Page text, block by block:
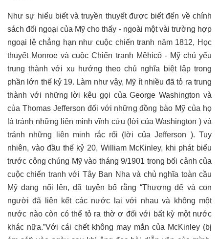
Như sự hiểu biết và truyền thuyết được biết đến về chính
sách đối ngoại của Mỹ cho thấy - ngoài một vài trường hợp
ngoại lệ chẳng hạn như cuộc chiến tranh năm 1812, Học
thuyết Monroe và cuộc Chiến tranh Mêhicô - Mỹ chủ yếu
trung thành với xu hướng theo chủ nghĩa biệt lập trong
phần lớn thế kỷ 19. Làm như vậy, Mỹ ít nhiều đã tỏ ra trung
thành với những lời kêu gọi của George Washington và
của Thomas Jefferson đối với những đồng bào Mỹ của họ
là tránh những liên minh vĩnh cửu (lời của Washington ) và
tránh những liên minh rắc rối (lời của Jefferson ). Tuy
nhiên, vào đầu thế kỷ 20, William McKinley, khi phát biểu
trước công chúng Mỹ vào tháng 9/1901 trong bối cảnh của
cuộc chiến tranh với Tây Ban Nha và chủ nghĩa toàn cầu
Mỹ đang nổi lên, đã tuyên bố rằng “Thượng đế và con
người đã liên kết các nước lại với nhau và không một
nước nào còn có thể tỏ ra thờ ơ đối với bất kỳ một nước
khác nữa.”Với cái chết không may mắn của McKinley (bị